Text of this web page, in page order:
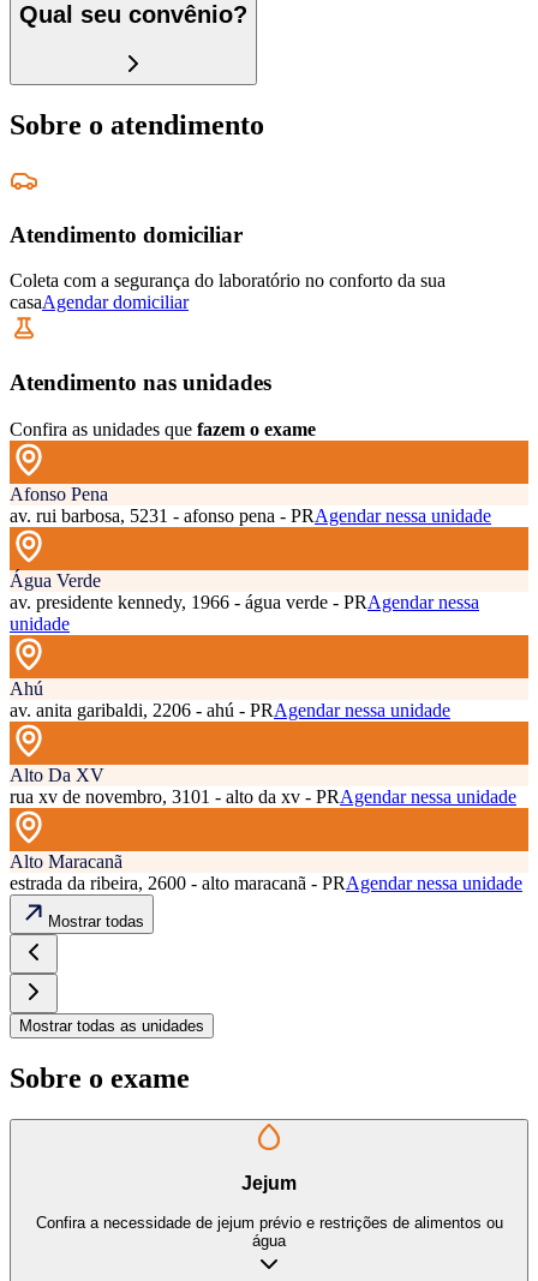
Qual seu convênio?
Sobre o atendimento
Atendimento domiciliar
Coleta com a segurança do laboratório no conforto da sua
casaAgendar domiciliar
Atendimento nas unidades
Confira as unidades que fazem o exame
Afonso Pena
av. rui barbosa, 5231 - afonso pena - PRAgendar nessa unidade
Água Verde
av. presidente kennedy, 1966 - água verde - PRAgendar nessa
unidade
Ahú
av. anita garibaldi, 2206 - ahú - PRAgendar nessa unidade
Alto Da XV
rua xv de novembro, 3101 - alto da xv - PRAgendar nessa unidade
Alto Maracanã
estrada da ribeira, 2600 - alto maracanã - PRAgendar nessa unidade
Mostrar todas
Mostrar todas as unidades
Sobre o exame
Jejum
Confira a necessidade de jejum prévio e restrições de alimentos ou
água